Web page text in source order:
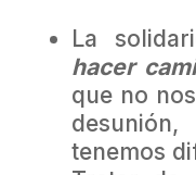
La
hacer
que no
tenemos